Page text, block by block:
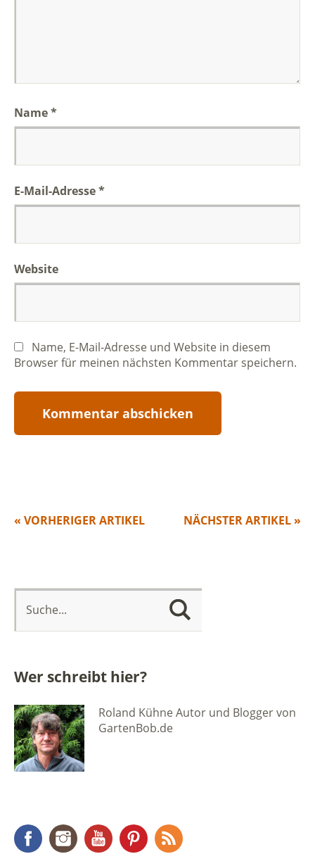
Name*
E-Mail-Adresse*
Website
Name, E-Mail-Adresse und Website in diesem
Browser für meinen nächsten Kommentar speichern.
NÄCHSTER ARTIKEL »
« VORHERIGER ARTIKEL
Wer schreibt hier?
Roland Kühne Autor und Blogger von
GartenBob.de
FacebookInstagramYouTubePinterest